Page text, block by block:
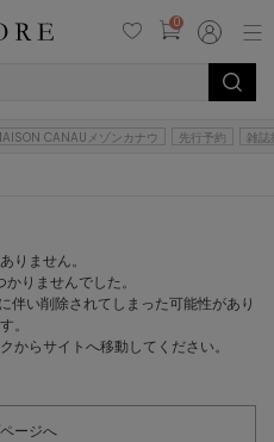
0
CANAUメゾンカナウ 先行予約 雑誌
りません。
りませんでした。
伴い削除されてしまった可能性があり
。
からサイトへ移動してください。
ージへ